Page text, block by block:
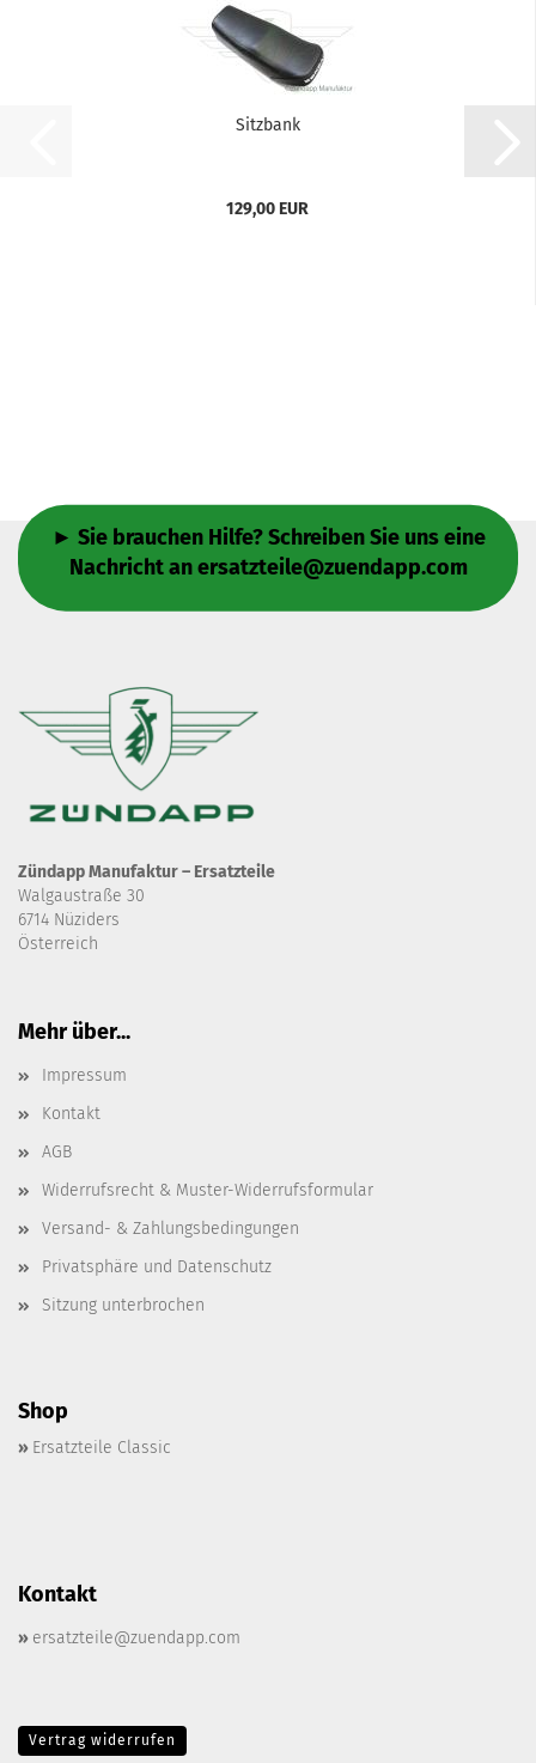
Sitzbank
129,00 EUR
► Sie brauchen Hilfe? Schreiben Sie uns eine
Nachricht anersatzteile@zuendapp.com
Zündapp Manufaktur – Ersatzteile
Walgaustraße 30
6714 Nüziders
Österreich
Mehr über...
Impressum
Kontakt
AGB
Widerrufsrecht & Muster-Widerrufsformular
Versand- & Zahlungsbedingungen
Privatsphäre und Datenschutz
Sitzung unterbrochen
Shop
» Ersatzteile Classic
Kontakt
» ersatzteile@zuendapp.com
Vertrag widerrufen